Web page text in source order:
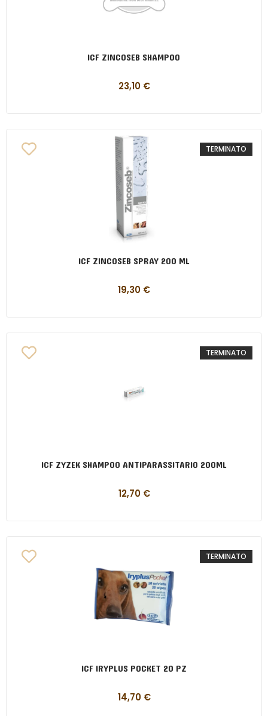
ICF ZINCOSEB SHAMPOO
23,10 €
TERMINATO
ICF ZINCOSEB SPRAY 200 ML
19,30 €
TERMINATO
ICF ZYZEK SHAMPOO ANTIPARASSITARIO 200ML
12,70 €
TERMINATO
ICF IRYPLUS POCKET 20 PZ
14,70 €